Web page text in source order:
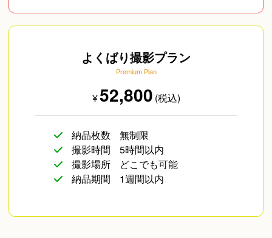
よくばり撮影プラン
Premium Plan
¥52,800 (税込)
納品枚数
無制限
撮影時間
5時間以内
撮影場所
どこでも可能
納品期間
1週間以内